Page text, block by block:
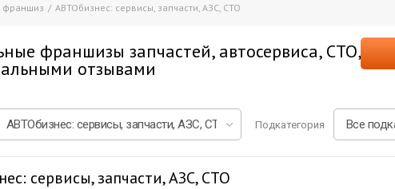
франшиз АВТОбизнес: сервисы, запчасти, АЗС, СТО
франшизы запчастей, автосервиса, СТО,
отзывами
Подкатегория
сервисы, запчасти, АЗС, СТО